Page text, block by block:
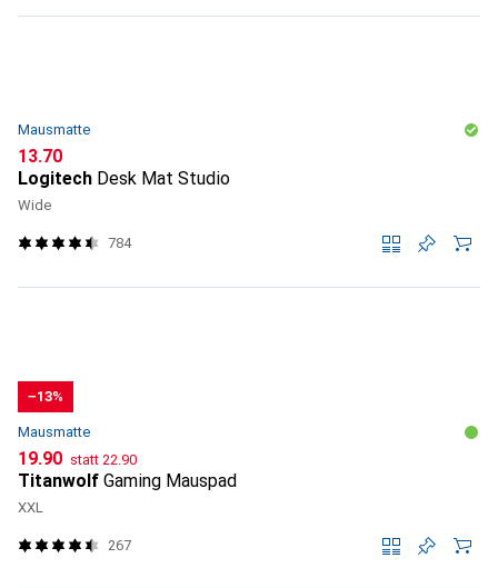
Mausmatte
CHF
13.70
Logitech Desk Mat Studio
Wide
784
−13%
Mausmatte
CHF
19.90 statt CHF
22.90
Titanwolf Gaming Mauspad
XXL
267